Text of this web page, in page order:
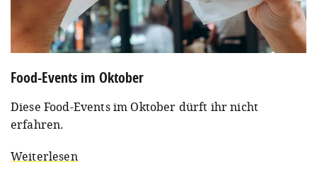
Food-Events im Oktober
Diese Food-Events im Oktober dürft ihr nicht
erfahren.
Weiterlesen